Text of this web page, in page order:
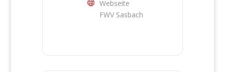
Webseite
FWV Sasbach